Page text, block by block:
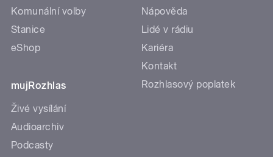
Komunální volby
Stanice
eShop
mujRozhlas
Živé vysílání
Audioarchiv
Podcasty
Nápověda
Lidé v rádiu
Kariéra
Kontakt
Rozhlasový poplatek